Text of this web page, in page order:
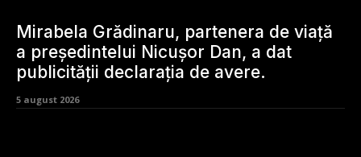
Mirabela Grădinaru, partenera de viață
a președintelui Nicușor Dan, a dat
publicității declarația de avere.
5 august 2026